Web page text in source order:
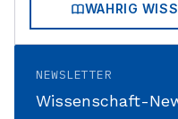
WAHRIG
NEWSLETTER
Wissenschaft-